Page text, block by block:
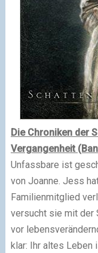
Die Chroniken der
Vergangenheit
Unfassbare ist
von Joanne. Jess
Familienmitglied
versucht sie mit der
vor
klar: Ihr altes Leben